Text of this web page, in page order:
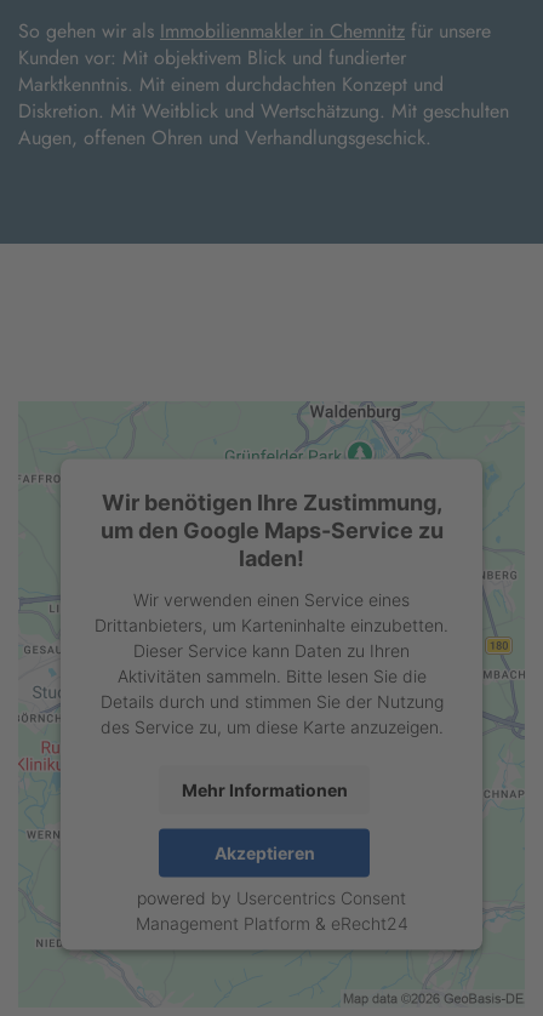
So gehen wir als Immobilienmakler in Chemnitz für unsere
Kunden vor: Mit objektivem Blick und fundierter
Marktkenntnis. Mit einem durchdachten Konzept und
Diskretion. Mit Weitblick und Wertschätzung. Mit geschulten
Augen, offenen Ohren und Verhandlungsgeschick.
Wir benötigen Ihre Zustimmung,
um den Google Maps-Service zu
laden!
Wir verwenden einen Service eines
Drittanbieters, um Karteninhalte einzubetten.
Dieser Service kann Daten zu Ihren
Aktivitäten sammeln. Bitte lesen Sie die
Details durch und stimmen Sie der Nutzung
des Service zu, um diese Karte anzuzeigen.
Mehr Informationen
Akzeptieren
powered by Usercentrics Consent
Management Platform & eRecht24